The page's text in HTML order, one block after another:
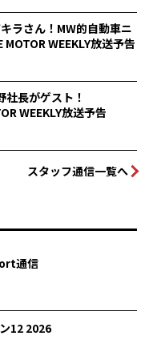
ラさん！MW的自動車ニ
WEEKLY放送予告
社長がゲスト！
WEEKLY放送予告
スタッフ通信一覧へ
通信
12 2026